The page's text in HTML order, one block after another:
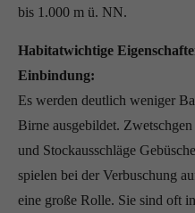
bis 1.000 m ü. NN.
Habitatwichtige
Einbindung:
Es werden deutlich weniger
Birne ausgebildet.
und Stockausschläge
spielen bei der Verbuschung
eine große Rolle. Sie sind oft